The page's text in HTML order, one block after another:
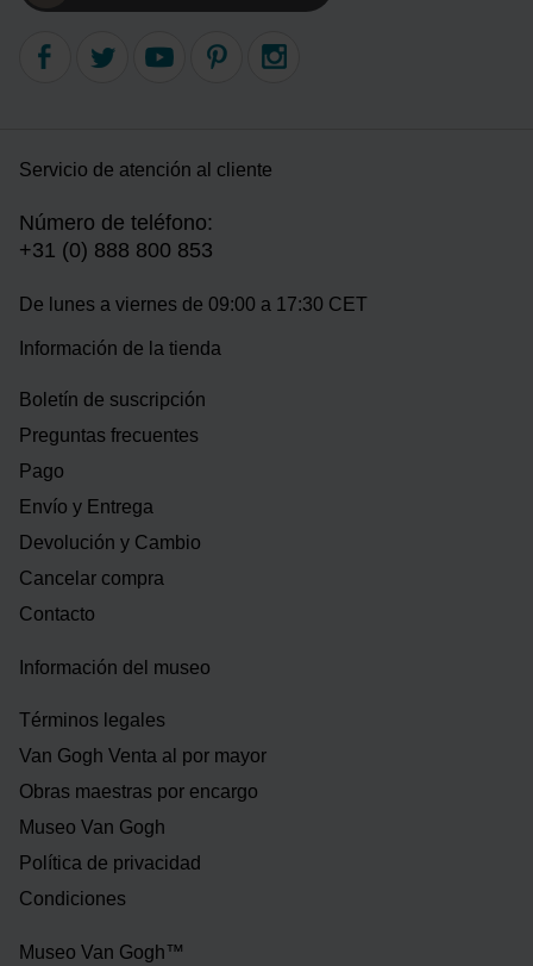
Servicio de atención al cliente
Número de teléfono:
+31 (0) 888 800 853
De lunes a viernes de 09:00 a 17:30 CET
Información de la tienda
Boletín de suscripción
Preguntas frecuentes
Pago
Envío y Entrega
Devolución y Cambio
Cancelar compra
Contacto
Información del museo
Términos legales
Van Gogh Venta al por mayor
Obras maestras por encargo
Museo Van Gogh
Política de privacidad
Condiciones
Museo Van Gogh™